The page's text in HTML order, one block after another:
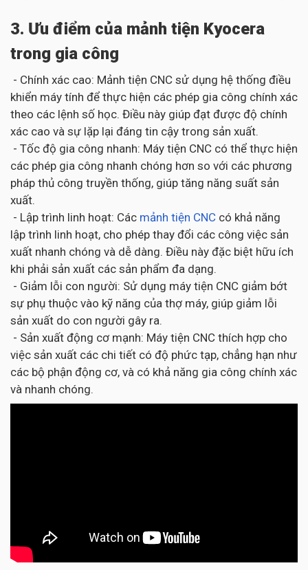
3. Ưu điểm của mảnh tiện Kyocera
trong gia công
- Chính xác cao: Mảnh tiện CNC sử dụng hệ thống điều
khiển máy tính để thực hiện các phép gia công chính xác
theo các lệnh số học. Điều này giúp đạt được độ chính
xác cao và sự lặp lại đáng tin cậy trong sản xuất.
- Tốc độ gia công nhanh: Máy tiện CNC có thể thực hiện
các phép gia công nhanh chóng hơn so với các phương
pháp thủ công truyền thống, giúp tăng năng suất sản
xuất.
- Lập trình linh hoạt: Các mảnh tiện CNC có khả năng
lập trình linh hoạt, cho phép thay đổi các công việc sản
xuất nhanh chóng và dễ dàng. Điều này đặc biệt hữu ích
khi phải sản xuất các sản phẩm đa dạng.
- Giảm lỗi con người: Sử dụng máy tiện CNC giảm bớt
sự phụ thuộc vào kỹ năng của thợ máy, giúp giảm lỗi
sản xuất do con người gây ra.
- Sản xuất động cơ mạnh: Máy tiện CNC thích hợp cho
việc sản xuất các chi tiết có độ phức tạp, chẳng hạn như
các bộ phận động cơ, và có khả năng gia công chính xác
và nhanh chóng.